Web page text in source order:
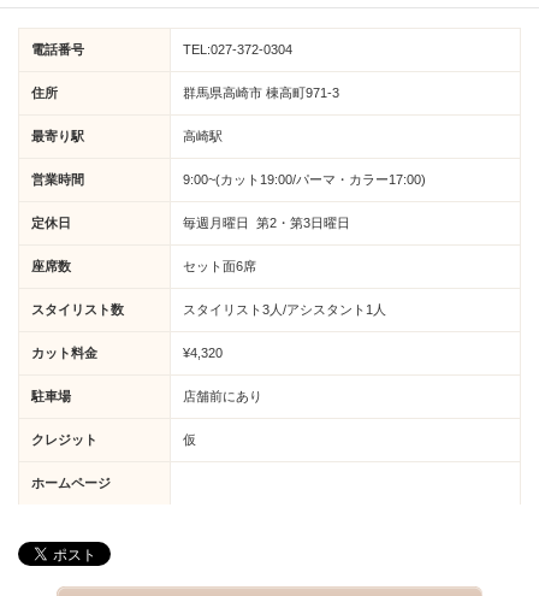
電話番号 TEL:027-372-0304
住所 群馬県高崎市 棟高町971-3
最寄り駅 高崎駅
営業時間 9:00~(カット19:00/パーマ・カラー17:00)
定休日 毎週月曜日 第2・第3日曜日
座席数 セット面6席
スタイリスト数 スタイリスト3人/アシスタント1人
カット料金 ¥4,320
駐車場 店舗前にあり
クレジット 仮
ホームページ